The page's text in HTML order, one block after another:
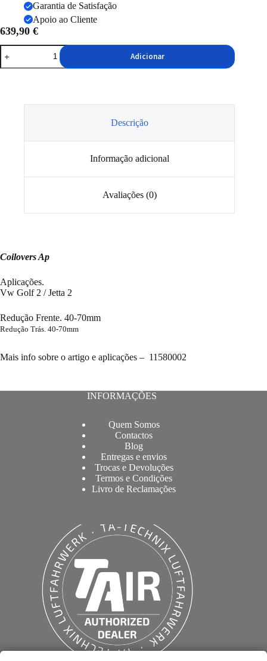
Garantia de Satisfação
Apoio ao Cliente
639,90 €
Quantidade
de
Coilovers
Adicionar
Descrição
Informação adicional
Avaliações (0)
Coilovers Ap
Aplicações.
Vw Golf 2 / Jetta 2
Redução Frente. 40-70mm
Redução Trás. 40-70mm
​Mais info sobre o artigo e aplicações – 11580002
INFORMAÇÕES
Quem Somos
Contactos
Blog
Entregas e envios
Trocas e Devoluções
Termos e Condições
Livro de Reclamações